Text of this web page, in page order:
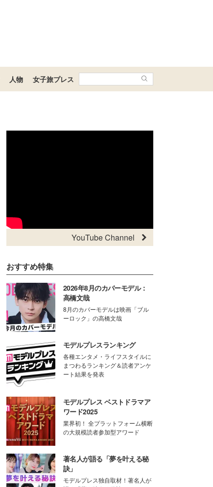
人物 女子旅プレス
YouTube Channel
おすすめ特集
2026年8月のカバーモデル：
高橋文哉
8月のカバーモデルは映画「ブル
ーロック」の高橋文哉
モデルプレスランキング
各種エンタメ・ライフスタイルに
まつわるランキング＆読者アンケ
ート結果を発表
モデルプレス ベストドラマア
ワード2025
業界初！ 全プラットフォーム横断
の大規模読者参加型アワード
著名人が語る「夢を叶える秘
訣」
モデルプレス独自取材！著名人が